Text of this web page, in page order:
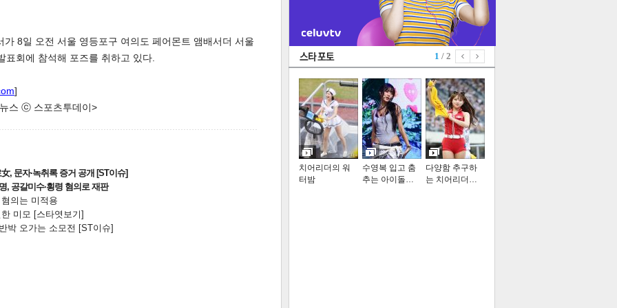
8일 오전 서울 영등포구 여의도 페어몬트 앰배서더 서울
회에 참석해 포즈를 취하고 있다.
]
스 ⓒ 스포츠투데이>
, 문자·녹취록 증거 공개 [ST이슈]
, 공갈미수·횡령 혐의로 재판
의는 미적용
미모 [스타엿보기]
박 오가는 소모전 [ST이슈]
1 / 2
치어리더의 워
터밤
수영복 입고 춤
추는 아이돌…
다양함 추구하
는 치어리더…